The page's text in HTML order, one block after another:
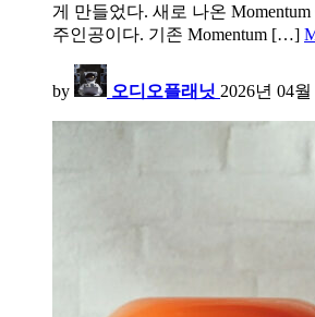
게 만들었다. 새로 나온
주인공이다. 기존 Momentum […]
by 오디오플래닛 2026년 04